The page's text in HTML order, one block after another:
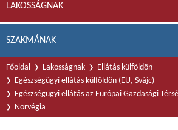
LAKOSSÁGNAK
SZAKMÁNAK
Főoldal Lakosságnak
Ellátás külföldön
Egészségügyi ellátás külföldön (EU, Svájc)
Egészségügyi ellátás az Európai Gazdasági
Norvégia